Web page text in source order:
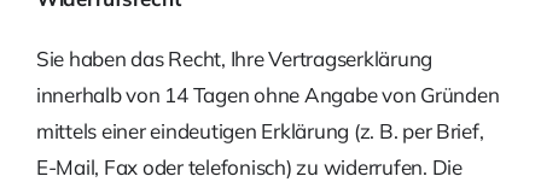
Sie haben das Recht, Ihre Vertragserklärung
innerhalb von 14 Tagen ohne Angabe von Gründen
mittels einer eindeutigen Erklärung (z. B. per Brief,
E-Mail, Fax oder telefonisch) zu widerrufen. Die